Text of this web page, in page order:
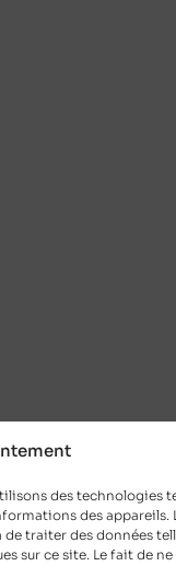
des technologies
des appareils.
traiter des données
sur ce site. Le fait de ne